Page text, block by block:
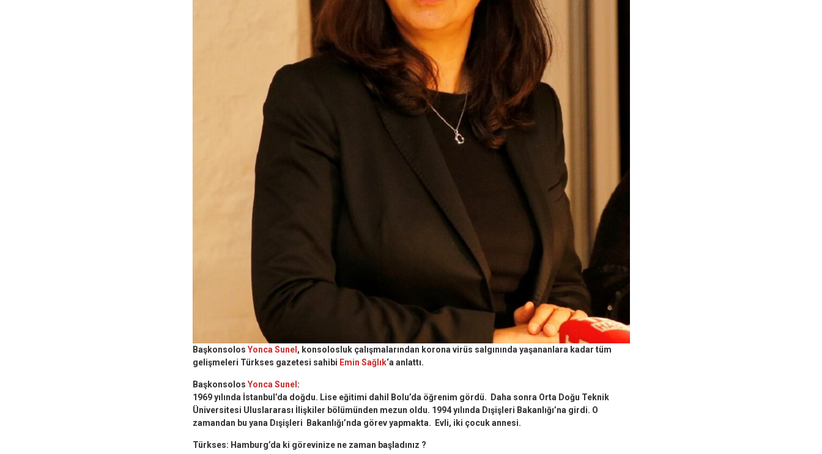
Başkonsolos Yonca Sunel , konsolosluk çalışmalarından korona virüs salgınında yaşananlara kadar tüm
gelişmeleri Türkses gazetesi sahibi Emin Sağlık‘a anlattı.
Başkonsolos Yonca Sunel :
1969 yılında İstanbul’da doğdu. Lise eğitimi dahil Bolu’da öğrenim gördü. Daha sonra Orta Doğu Teknik
Üniversitesi Uluslararası İlişkiler bölümünden mezun oldu. 1994 yılında Dışişleri Bakanlığı’na girdi. O
zamandan bu yana Dışişleri Bakanlığı’nda görev yapmakta. Evli, iki çocuk annesi.
Türkses: Hamburg’da ki görevinize ne zaman başladınız ?